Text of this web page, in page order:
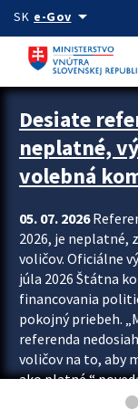
Preskocit na hlavný
SK e-Govarrow_drop_down
Zastavit automatický
Desiate
neplatné,
volebná
05. 07. 2026
2026, je neplatné,
voličov. Oficiálne
júla 2026 Štátna
financovania
pokojný priebeh.
referenda
voličov na to, aby
ako platné,“
a kontrolu